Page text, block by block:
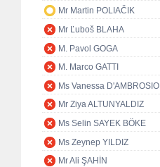
Mr Martin POLIAČIK
Mr Ľuboš BLAHA
M. Pavol GOGA
M. Marco GATTI
Ms Vanessa D'AMBROSIO
Mr Ziya ALTUNYALDIZ
Ms Selin SAYEK BÖKE
Ms Zeynep YILDIZ
Mr Ali ŞAHİN